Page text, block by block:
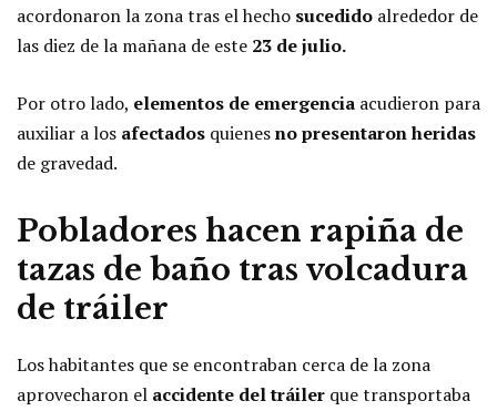
acordonaron la zona tras el hecho sucedido alrededor de
las diez de la mañana de este 23 de julio.
Por otro lado, elementos de emergencia acudieron para
auxiliar a los afectados quienesno presentaron heridas
de gravedad.
Pobladores hacen rapiña de
tazas de baño tras volcadura
de tráiler
Los habitantes que se encontraban cerca de la zona
aprovecharon el accidente del tráiler que transportaba